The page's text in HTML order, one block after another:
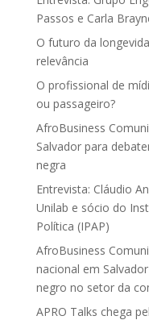
Passos e Carla
O futuro da
relevância
O profissional de
ou passageiro?
AfroBusiness
Salvador para
negra
Entrevista: Cláudio
Unilab e sócio do
Política (IPAP)
AfroBusiness
nacional em
negro no setor da
APRO Talks chega